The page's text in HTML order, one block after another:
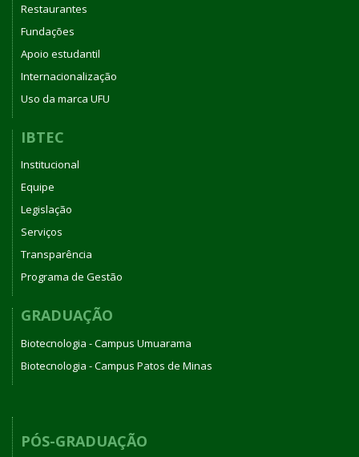
UBERLÂNDIA
Restaurantes
Fundações
Apoio estudantil
Internacionalização
Uso da marca UFU
IBTEC
Institucional
Equipe
Legislação
Serviços
Transparência
Programa de Gestão
GRADUAÇÃO
Biotecnologia - Campus Umuarama
Biotecnologia - Campus Patos de Minas
PÓS-GRADUAÇÃO